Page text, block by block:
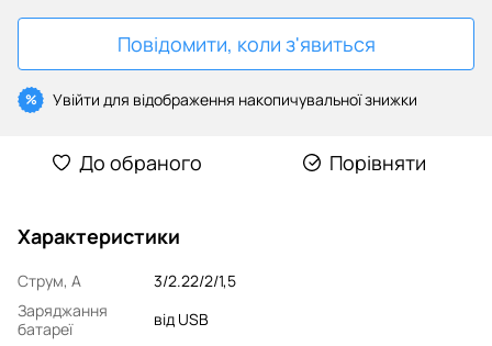
Повідомити, коли з'явиться
% Увійти для відображення накопичувальної знижки
До обраного Порівняти
Характеристики
Струм, А
3/2.22/2/1,5
Заряджання
батареї
від USB